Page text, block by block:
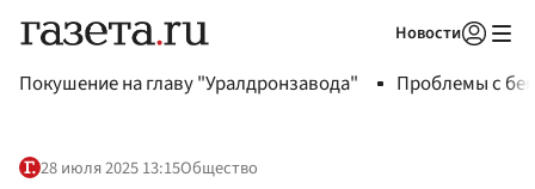
Новости
Покушение на главу "Уралдронзавода" Проблемы с
28 июля 2025 13:15Общество